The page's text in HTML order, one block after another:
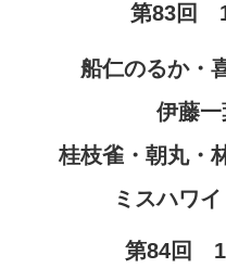
第83回
船仁のるか・
伊藤一
桂枝雀・朝丸・
ミスハワイ
第84回